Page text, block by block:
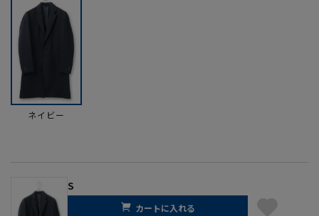
ネイビー
S
カートに入れる